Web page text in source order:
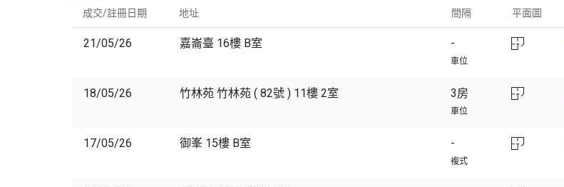
成交/註冊日期 地址 平面圖
間隔
21/05/26 嘉崙臺 16樓 B室
車位
18/05/26 竹林苑 竹林苑 ( 82號 ) 11樓 2室
車位
3房
17/05/26 御峯 15樓 B室
複式